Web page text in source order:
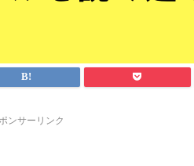
ンサーリンク